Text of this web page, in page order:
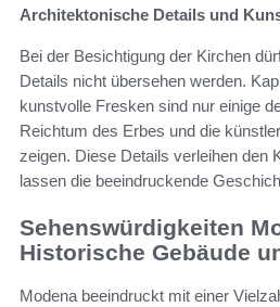
Architektonische Details und
Bei der Besichtigung der Kirchen
Details nicht übersehen werden.
kunstvolle Fresken sind nur einige
Reichtum des Erbes und die
zeigen. Diese Details verleihen den
lassen die beeindruckende
Sehenswürdigkeiten
Historische Gebäude
Modena beeindruckt mit einer